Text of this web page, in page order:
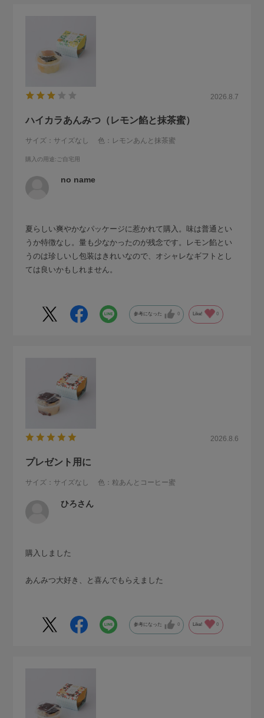
2026.8.7
ハイカラあんみつ（レモン餡と抹茶蜜）
サイズ：サイズなし 色：レモンあんと抹茶蜜
購入の用途:ご自宅用
no name
夏らしい爽やかなパッケージに惹かれて購入。味は普通とい
うか特徴なし。量も少なかったのが残念です。レモン餡とい
うのは珍しいし包装はきれいなので、オシャレなギフトとし
ては良いかもしれません。
参考になった 0 Like! 0
2026.8.6
プレゼント用に
サイズ：サイズなし 色：粒あんとコーヒー蜜
ひろさん
購入しました
あんみつ大好き、と喜んでもらえました
参考になった 0 Like! 0